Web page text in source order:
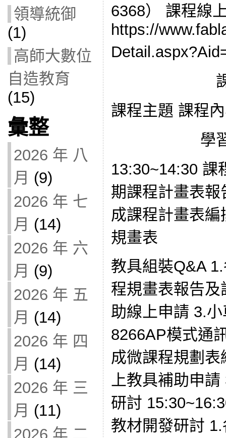
領導統御
(1)
高師大數位
自造教育
(15)
彙整
2026 年 八
月 (9)
2026 年 七
月 (14)
2026 年 六
月 (9)
2026 年 五
月 (14)
2026 年 四
月 (14)
2026 年 三
月 (11)
2026 年 二
6368） 課程線
https://
課程主題 課程
學
13:30~14:30 課
期課程計畫表
成課程計畫表
規畫表
教具組裝Q&A
程規畫表報告
助線上申請 3.
8266AP模式通
成微課程規劃
上教具補助申
研討
教材開發研討